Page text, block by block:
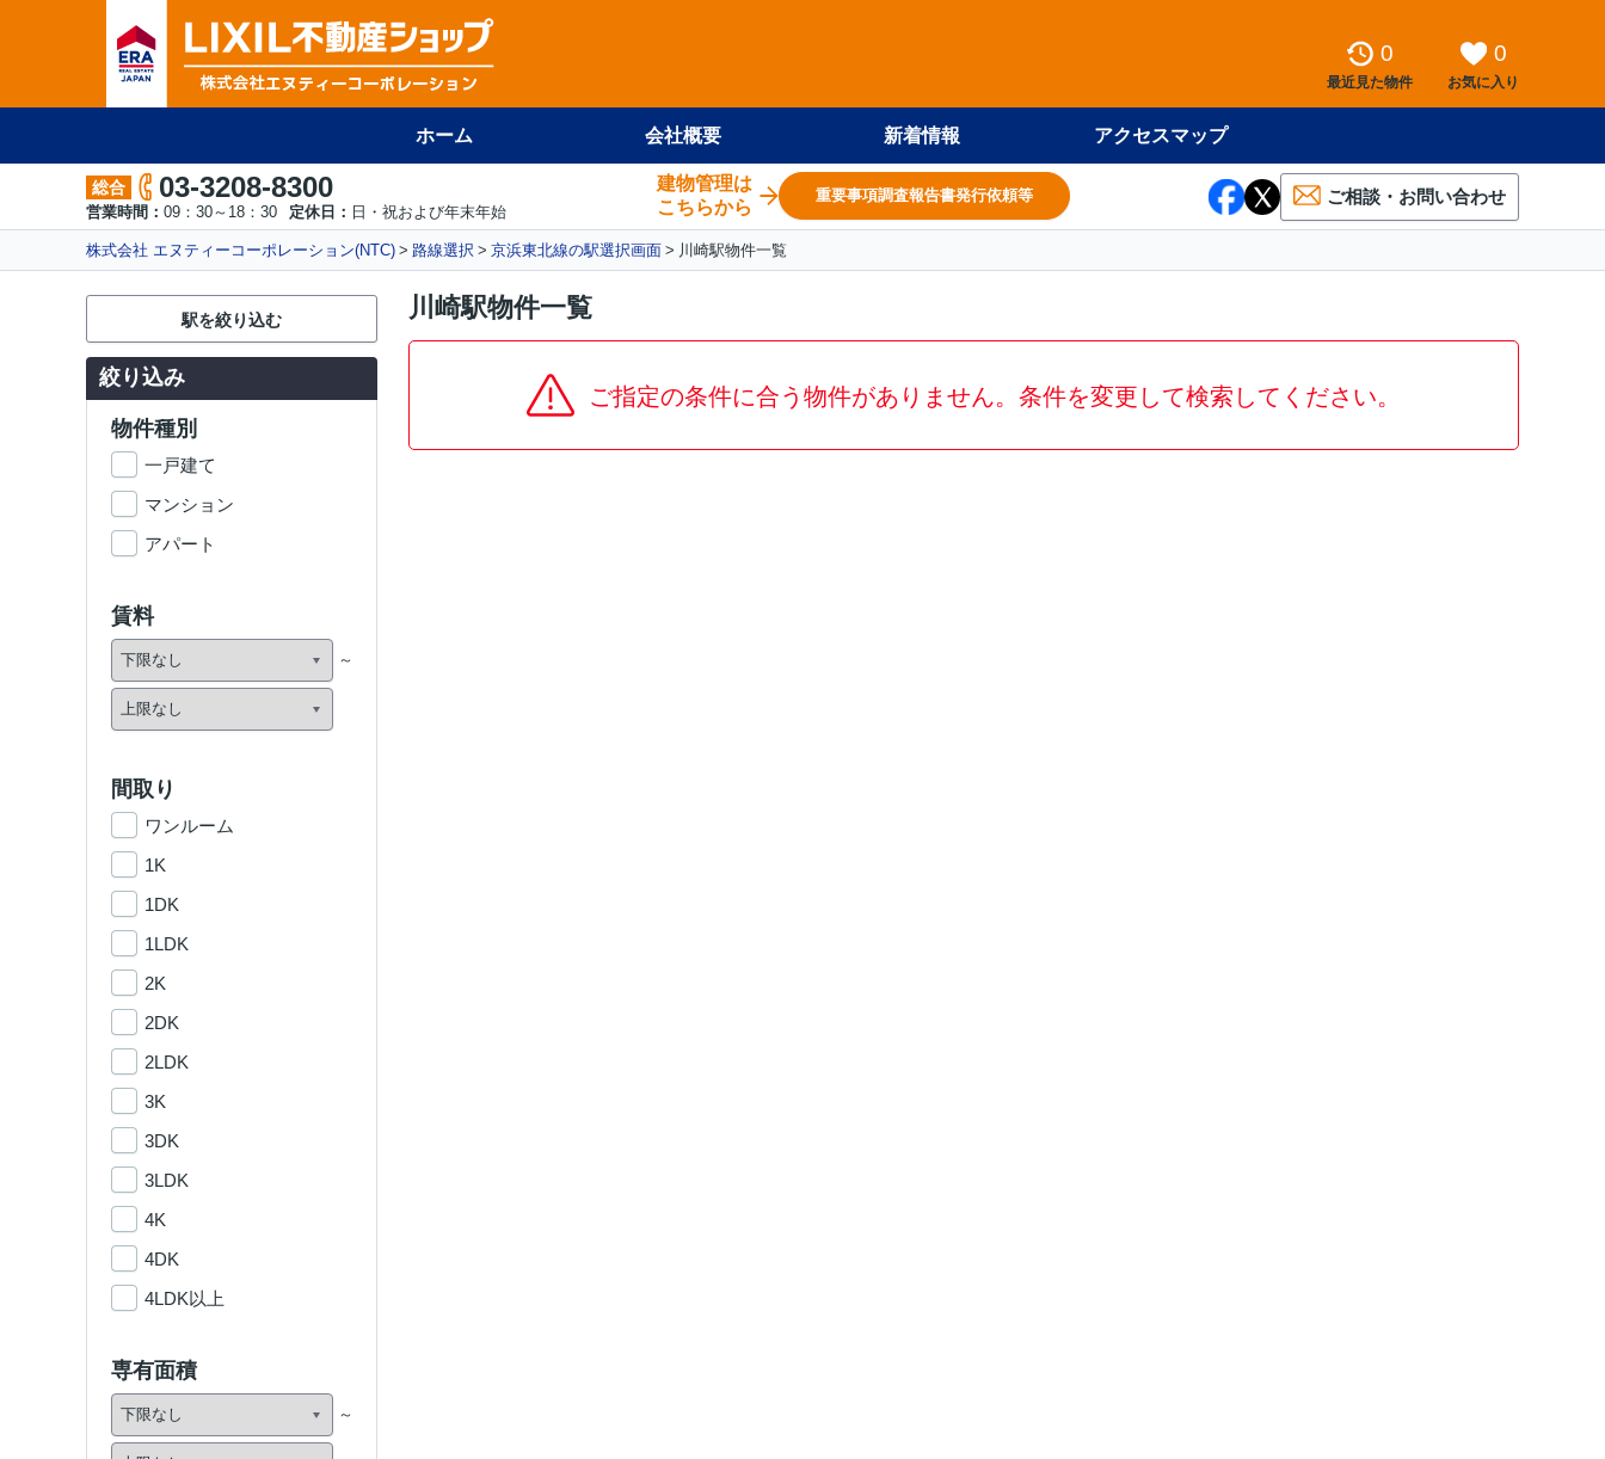
0
最近見た物件
0
お気に入り
ホーム 会社概要 新着情報 アクセスマップ
総合 03-3208-8300
営業時間： 09：30～18：30 定休日： 日・祝および年末年始
建物管理は
こちらから
重要事項調査報告書発行依頼等 ご相談・お問い合わせ
株式会社 エヌティーコーポレーション(NTC) 路線選択 京浜東北線の駅選択画面 川崎駅物件一覧
川崎駅物件一覧
ご指定の条件に合う物件がありません。条件を変更して検索してください。
駅を絞り込む
絞り込み
物件種別
一戸建て
マンション
アパート
賃料
間取り
ワンルーム
1K
1DK
1LDK
2K
2DK
2LDK
3K
3DK
3LDK
4K
4DK
4LDK以上
専有面積